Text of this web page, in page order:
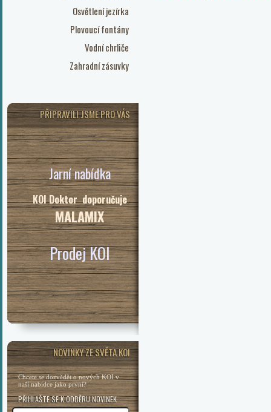
Osvětlení jezírka
Plovoucí fontány
Vodní chrliče
Zahradní zásuvky
PŘIPRAVILI JSME PRO VÁS
Jarní nabídka
KOI Doktor doporučuje
MALAMIX
Prodej KOI
NOVINKY ZE SVĚTA KOI
Chcete se dozvědět o nových KOI v
naší nabídce jako první?
PŘIHLAŠTE SE K ODBĚRU NOVINEK